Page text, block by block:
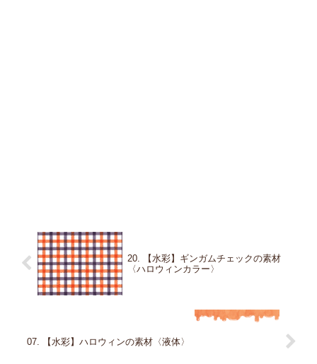
20. 【水彩】ギンガムチェックの素材
〈ハロウィンカラー〉
07. 【水彩】ハロウィンの素材〈液体〉